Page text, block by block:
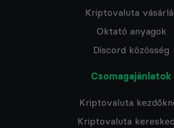
Kriptovaluta
Oktató anyagok
Discord közösség
Csomagajánlatok
Kriptovaluta
Kriptovaluta